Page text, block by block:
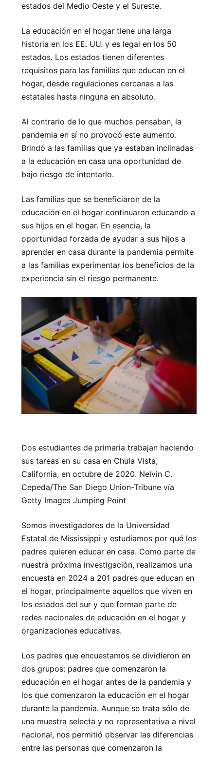
estados del Medio Oeste y el Sureste.
La educación en el hogar tiene una larga
historia en los EE. UU. y es legal en los 50
estados. Los estados tienen diferentes
requisitos para las familias que educan en el
hogar, desde regulaciones cercanas a las
estatales hasta ninguna en absoluto.
Al contrario de lo que muchos pensaban, la
pandemia en sí no provocó este aumento.
Brindó a las familias que ya estaban inclinadas
a la educación en casa una oportunidad de
bajo riesgo de intentarlo.
Las familias que se beneficiaron de la
educación en el hogar continuaron educando a
sus hijos en el hogar. En esencia, la
oportunidad forzada de ayudar a sus hijos a
aprender en casa durante la pandemia permite
a las familias experimentar los beneficios de la
experiencia sin el riesgo permanente.
Dos estudiantes de primaria trabajan haciendo
sus tareas en su casa en Chula Vista,
California, en octubre de 2020. Nelvin C.
Cepeda/The San Diego Union-Tribune vía
Getty Images Jumping Point
Somos investigadores de la Universidad
Estatal de Mississippi y estudiamos por qué los
padres quieren educar en casa. Como parte de
nuestra próxima investigación, realizamos una
encuesta en 2024 a 201 padres que educan en
el hogar, principalmente aquellos que viven en
los estados del sur y que forman parte de
redes nacionales de educación en el hogar y
organizaciones educativas.
Los padres que encuestamos se dividieron en
dos grupos: padres que comenzaron la
educación en el hogar antes de la pandemia y
los que comenzaron la educación en el hogar
durante la pandemia. Aunque se trata sólo de
una muestra selecta y no representativa a nivel
nacional, nos permitió observar las diferencias
entre las personas que comenzaron la